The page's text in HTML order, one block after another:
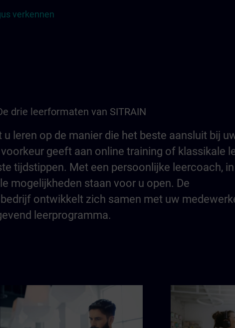
verkennen
drie leerformaten van SITRAIN
u leren op de manier die het beste aansluit bij
geeft aan online training of klassikale
tijdstippen. Met een persoonlijke leercoach, in
mogelijkheden staan voor u open. De
ontwikkelt zich samen met uw
leerprogramma.